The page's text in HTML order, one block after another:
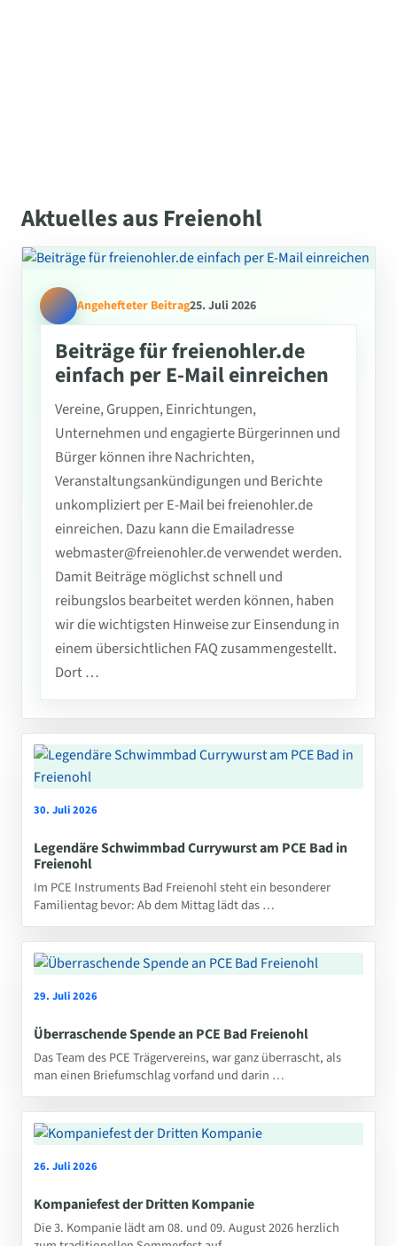
Aktuelles aus Freienohl
Angehefteter Beitrag25. Juli 2026
Beiträge für freienohler.de
einfach per E-Mail einreichen
Vereine, Gruppen, Einrichtungen,
Unternehmen und engagierte Bürgerinnen und
Bürger können ihre Nachrichten,
Veranstaltungsankündigungen und Berichte
unkompliziert per E-Mail bei freienohler.de
einreichen. Dazu kann die Emailadresse
webmaster@freienohler.de verwendet werden.
Damit Beiträge möglichst schnell und
reibungslos bearbeitet werden können, haben
wir die wichtigsten Hinweise zur Einsendung in
einem übersichtlichen FAQ zusammengestellt.
Dort …
30. Juli 2026
Legendäre Schwimmbad Currywurst am PCE Bad in
Freienohl
Im PCE Instruments Bad Freienohl steht ein besonderer
Familientag bevor: Ab dem Mittag lädt das …
29. Juli 2026
Überraschende Spende an PCE Bad Freienohl
Das Team des PCE Trägervereins, war ganz überrascht, als
man einen Briefumschlag vorfand und darin …
26. Juli 2026
Kompaniefest der Dritten Kompanie
Die 3. Kompanie lädt am 08. und 09. August 2026 herzlich